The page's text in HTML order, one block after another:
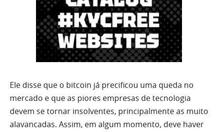
Ele disse que o bitcoin já precificou uma queda no
mercado e que as piores empresas de tecnologia
devem se tornar insolventes, principalmente as muito
alavancadas. Assim, em algum momento, deve haver